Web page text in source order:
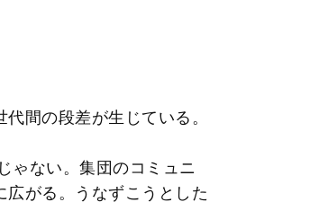
間の段差が生じている。
ゃない。集団のコミュニ
がる。うなずこうとした